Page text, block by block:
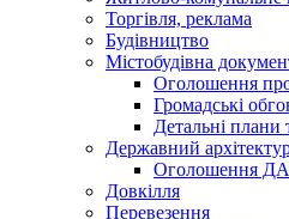
Торгівля, реклама
Будівництво
Містобудівна
Оголошення
Громадські
Детальні плани
Державний
Оголошення
Довкілля
Перевезення